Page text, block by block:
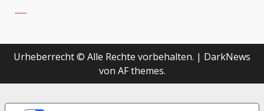
Urheberrecht © Alle Rechte vorbehalten. | DarkNews
von AF themes.